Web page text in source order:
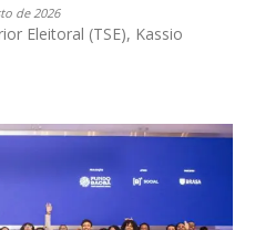
de 2026
Eleitoral (TSE), Kassio